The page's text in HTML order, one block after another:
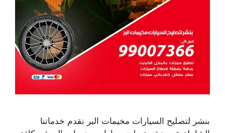
بنشر لتصليح السيارات مخيمات البر نقدم خدماتنا